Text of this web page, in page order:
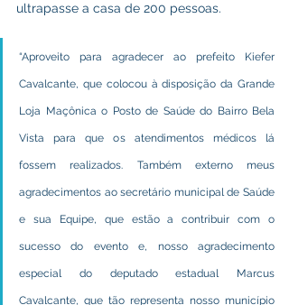
ultrapasse a casa de 200 pessoas.
“Aproveito para agradecer ao prefeito Kiefer
Cavalcante, que colocou à disposição da Grande
Loja Maçônica o Posto de Saúde do Bairro Bela
Vista para que os atendimentos médicos lá
fossem realizados. Também externo meus
agradecimentos ao secretário municipal de Saúde
e sua Equipe, que estão a contribuir com o
sucesso do evento e, nosso agradecimento
especial do deputado estadual Marcus
Cavalcante, que tão representa nosso município